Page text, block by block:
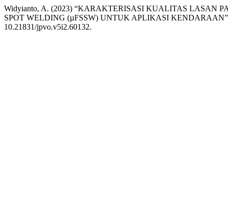
Widyianto, A. (2023) “KARAKTERISASI KUALITAS LASAN
SPOT WELDING (µFSSW) UNTUK APLIKASI
10.21831/jpvo.v5i2.60132.